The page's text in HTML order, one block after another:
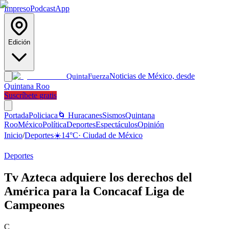
ImpresoPodcastApp
Edición
QuintaFuerzaNoticias de México, desde
Quintana Roo
Suscríbete gratis
PortadaPoliciaca 🌀 HuracanesSismosQuintana
RooMéxicoPolíticaDeportesEspectáculosOpinión
Inicio/Deportes☀️14°C· Ciudad de México
Deportes
Tv Azteca adquiere los derechos del
América para la Concacaf Liga de
Campeones
C